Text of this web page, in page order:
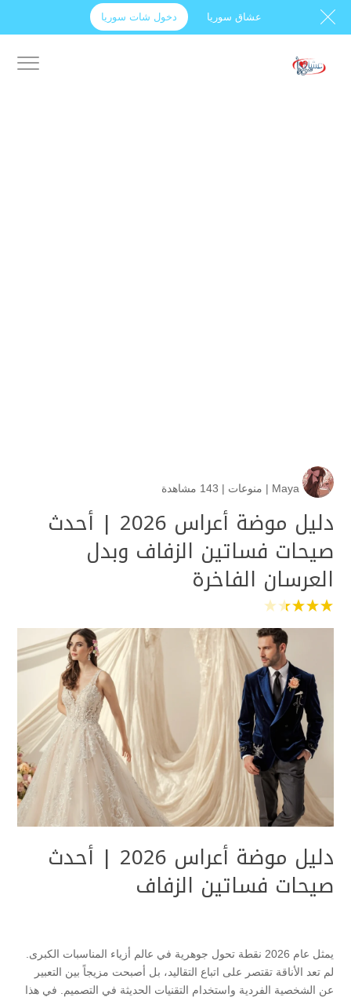
عشاق سوريا دخول شات سوريا
Maya
| منوعات | 143 مشاهدة
دليل موضة أعراس 2026 | أحدث
صيحات فساتين الزفاف وبدل
العرسان الفاخرة
دليل موضة أعراس 2026 | أحدث
صيحات فساتين الزفاف
يمثل عام 2026 نقطة تحول جوهرية في عالم أزياء المناسبات الكبرى.
لم تعد الأناقة تقتصر على اتباع التقاليد، بل أصبحت مزيجاً بين التعبير
عن الشخصية الفردية واستخدام التقنيات الحديثة في التصميم. في هذا